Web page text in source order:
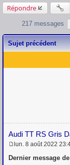
Répondre
217 messages
Sujet précédent
Audi TT RS Gris
e
lun. 8 août 2022
Dernier message